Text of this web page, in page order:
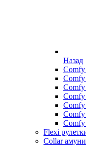
Назад
Comfy
Comfy
Comfy
Flexi
Collar